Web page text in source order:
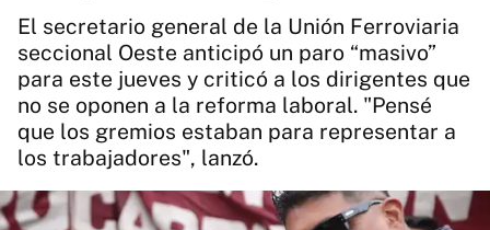
Business
Noticias
Caras
Exitoina
Gaming
Vivo
Diario del Juicio
El secretario general de la Unión Ferroviaria
seccional Oeste anticipó un paro “masivo”
para este jueves y criticó a los dirigentes que
no se oponen a la reforma laboral. "Pensé
que los gremios estaban para representar a
los trabajadores", lanzó.